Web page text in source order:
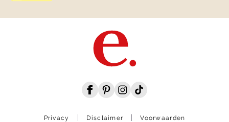
Privacy Disclaimer
Voorwaarden